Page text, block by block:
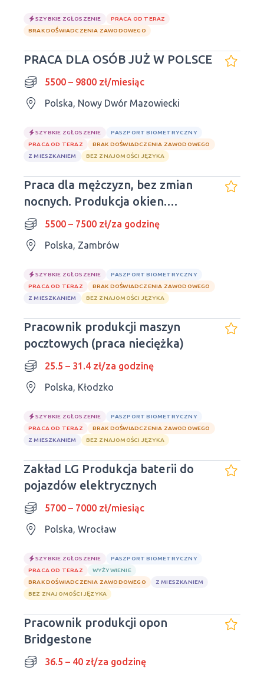
SZYBKIE ZGŁOSZENIE
PRACA OD TERAZ
BRAK DOŚWIADCZENIA ZAWODOWEGO
PRACA DLA OSÓB JUŻ W POLSCE
5500 – 9800 zł/miesiąc
Polska, Nowy Dwór Mazowiecki
SZYBKIE ZGŁOSZENIE
PASZPORT BIOMETRYCZNY
PRACA OD TERAZ
BRAK DOŚWIADCZENIA ZAWODOWEGO
Z MIESZKANIEM
BEZ ZNAJOMOŚCI JĘZYKA
Praca dla mężczyzn, bez zmian
nocnych. Produkcja okien.
Zambrów
5500 – 7500 zł/za godzinę
Polska, Zambrów
SZYBKIE ZGŁOSZENIE
PASZPORT BIOMETRYCZNY
PRACA OD TERAZ
BRAK DOŚWIADCZENIA ZAWODOWEGO
Z MIESZKANIEM
BEZ ZNAJOMOŚCI JĘZYKA
Pracownik produkcji maszyn
pocztowych (praca nieciężka)
25.5 – 31.4 zł/za godzinę
Polska, Kłodzko
SZYBKIE ZGŁOSZENIE
PASZPORT BIOMETRYCZNY
PRACA OD TERAZ
BRAK DOŚWIADCZENIA ZAWODOWEGO
Z MIESZKANIEM
BEZ ZNAJOMOŚCI JĘZYKA
Zakład LG Produkcja baterii do
pojazdów elektrycznych
5700 – 7000 zł/miesiąc
Polska, Wrocław
SZYBKIE ZGŁOSZENIE
PASZPORT BIOMETRYCZNY
PRACA OD TERAZ
WYŻYWIENIE
BRAK DOŚWIADCZENIA ZAWODOWEGO
Z MIESZKANIEM
BEZ ZNAJOMOŚCI JĘZYKA
Pracownik produkcji opon
Bridgestone
36.5 – 40 zł/za godzinę